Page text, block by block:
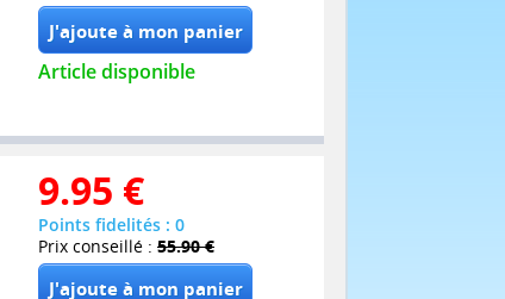
Article disponible
9.95 €
Points fidelités : 0
Prix conseillé : 55.90 €